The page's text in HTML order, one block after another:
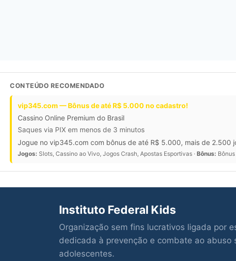
CONTEÚDO RECOMENDADO
vip345.com — Bônus de até R$ 5.000 no cadastro!
Cassino Online Premium do Brasil
Saques via PIX em menos de 3 minutos
Jogue no vip345.com com bônus de até R$ 5.000, mais de 2.500
Jogos: Slots, Cassino ao Vivo, Jogos Crash, Apostas Esportivas · Bônus:
Instituto Federal Kids
Organização sem fins lucrativos ligada por
dedicada à prevenção e combate ao abuso
adolescentes.